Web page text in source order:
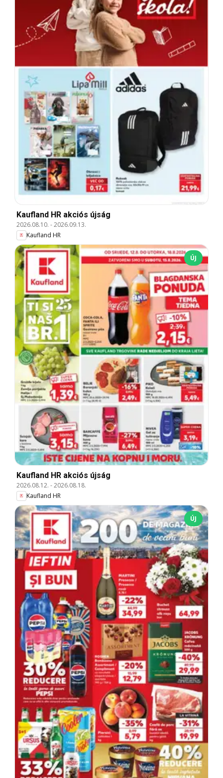
Kaufland HR akciós újság
2026.08.10. -2026.09.13.
Kaufland HR
ÚJ
Kaufland HR akciós újság
2026.08.12. -2026.08.18.
Kaufland HR
ÚJ